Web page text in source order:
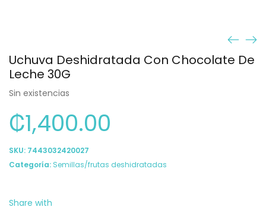
Uchuva Deshidratada Con Chocolate De
Leche 30G
Sin existencias
₡1,400.00
SKU: 7443032420027
Categoría: Semillas/frutas deshidratadas
Share with